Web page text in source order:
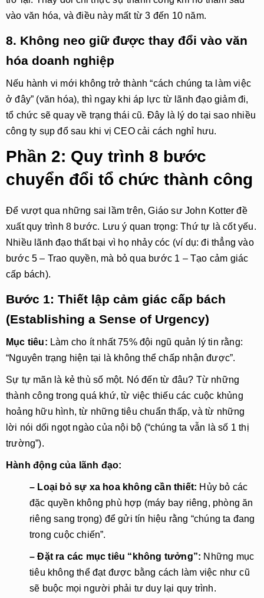
vào văn hóa, và điều này mất từ 3 đến 10 năm.
8. Không neo giữ được thay đổi vào văn
hóa doanh nghiệp
Nếu hành vi mới không trở thành “cách chúng ta làm việc
ở đây” (văn hóa), thì ngay khi áp lực từ lãnh đạo giảm đi,
tổ chức sẽ quay về trạng thái cũ. Đây là lý do tại sao nhiều
công ty sụp đổ sau khi vị CEO cải cách nghỉ hưu.
Phần 2: Quy trình 8 bước
chuyển đổi tổ chức thành công
Để vượt qua những sai lầm trên, Giáo sư John Kotter đề
xuất quy trình 8 bước. Lưu ý quan trọng:Thứ tự là cốt yếu.
Nhiều lãnh đạo thất bại vì họ nhảy cóc (ví dụ: đi thẳng vào
bước 5 – Trao quyền, mà bỏ qua bước 1 – Tạo cảm giác
cấp bách).
Bước 1: Thiết lập cảm giác cấp bách
(Establishing a Sense of Urgency)
Mục tiêu: Làm cho ít nhất 75% đội ngũ quản lý tin rằng:
“Nguyên trạng hiện tại là không thể chấp nhận được”.
Sự tự mãn là kẻ thù số một. Nó đến từ đâu? Từ những
thành công trong quá khứ, từ việc thiếu các cuộc khủng
hoảng hữu hình, từ những tiêu chuẩn thấp, và từ những
lời nói dối ngọt ngào của nội bộ (“chúng ta vẫn là số 1 thị
trường”).
Hành động của lãnh đạo:
– Loại bỏ sự xa hoa không cần thiết: Hủy bỏ các
đặc quyền không phù hợp (máy bay riêng, phòng ăn
riêng sang trọng) để gửi tín hiệu rằng “chúng ta đang
trong cuộc chiến”.
– Đặt ra các mục tiêu “không tưởng”: Những mục
tiêu không thể đạt được bằng cách làm việc như cũ
sẽ buộc mọi người phải tư duy lại quy trình.